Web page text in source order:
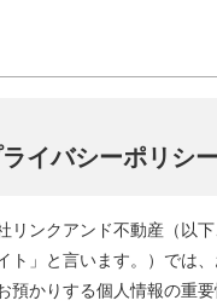
イバシーポリシー
リンクアンド不動産（以下
ト」と言います。）では
預かりする個人情報の重